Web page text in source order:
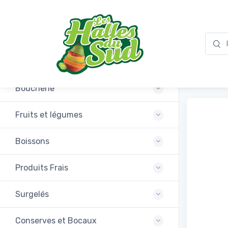
Promotions
Boucherie
Fruits et légumes
Boissons
Produits Frais
Surgelés
Conserves et Bocaux